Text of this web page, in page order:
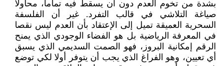
بشدة من تخوم العدم دون أن يسقط فيه تماما، محاولا
صياغة التلاشي في قالب التفرد. غير أن الفلسفة
السحرية العميقة تميل إلى الإعتقاد بأن العدم ليس نقصا
في المعرفة الرياضية بل هو الفضاء الوجودي الذي يمنح
الرقم إمكانية البروز، فهو الصمت السديمي الذي يسبق
أي تعيين، وهو الفراغ الذي يجب أن يتوفر أولا لكي توضع